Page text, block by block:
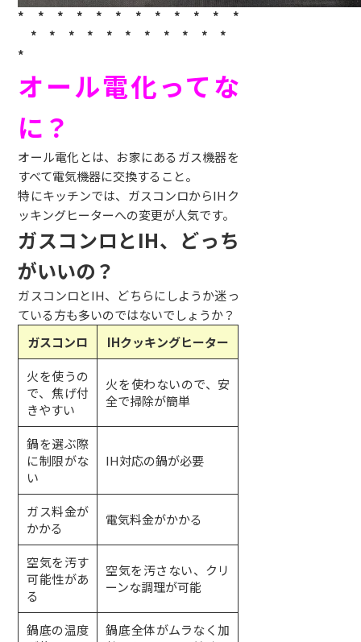
* * * * * * * * * * * *
* * * * * * * * * * *
*
オール電化ってな
に？
オール電化とは、お家にあるガス機器を
すべて電気機器に交換すること。
特にキッチンでは、ガスコンロからIHク
ッキングヒーターへの変更が人気です。
ガスコンロとIH、どっち
がいいの？
ガスコンロとIH、どちらにしようか迷っ
ている方も多いのではないでしょうか？
ガスコンロ
IHクッキングヒーター
火を使うの
で、焦げ付
きやすい
火を使わないので、安
全で掃除が簡単
鍋を選ぶ際
に制限がな
い
IH対応の鍋が必要
ガス料金が
かかる
電気料金がかかる
空気を汚す
可能性があ
る
空気を汚さない、クリ
ーンな調理が可能
鍋底の温度
鍋底全体がムラなく加